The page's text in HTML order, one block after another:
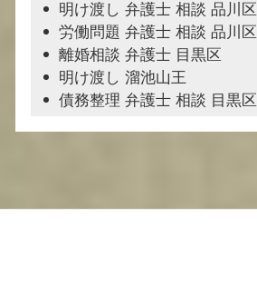
明け渡し 弁護士 相談 品川区
労働問題 弁護士 相談 品川区
離婚相談 弁護士 目黒区
明け渡し 溜池山王
債務整理 弁護士 相談 目黒区